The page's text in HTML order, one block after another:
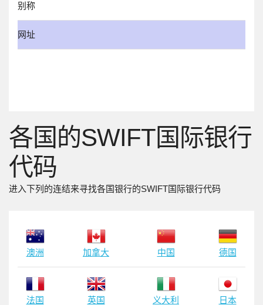
别称
网址
各国的SWIFT国际银行
代码
进入下列的连结来寻找各国银行的SWIFT国际银行代码
澳洲 加拿大 中国 德国
法国 英国 义大利 日本